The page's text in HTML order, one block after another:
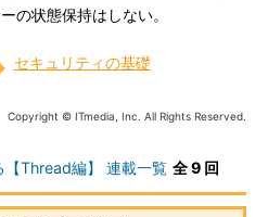
の状態保持はしない。
セキュリティの基礎
Copyright © ITmedia, Inc. All Rights Reserved.
【Thread編】 連載一覧 全 9 回